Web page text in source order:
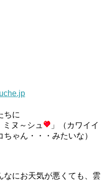
ちに
ヌ～シュ
」（カワイイ
ゃん・・・みたいな）
なにお天気が悪くても、雲